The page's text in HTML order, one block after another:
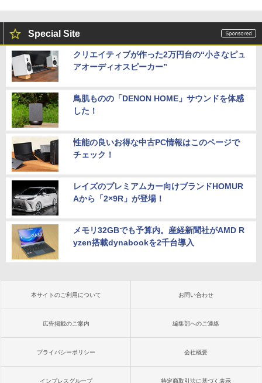
Special Site
クリエイティブが作った2万円台の“小さなピュ
アオーディオスピーカー”
鳥肌ものの「DENON HOME」サウンドを体感
した！
性能の良いお得な中古PC情報はこのページで
チェック！
レイズのプレミアムカー向けブランドHOMUR
Aから「2×9R」が登場！
メモリ32GBでも予算内。産経新聞社がAMD R
yzen搭載dynabookを2千台導入
本サイトのご利用について お問い合わせ
広告掲載のご案内 編集部へのご連絡
プライバシーポリシー 会社概要
インプレスグループ 特定商取引法に基づく表示